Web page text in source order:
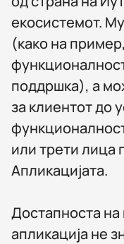
екосистемот.
(како на
поддршка), а
за клиентот до
или трети лица
Апликацијата.
Достапноста на
апликација не